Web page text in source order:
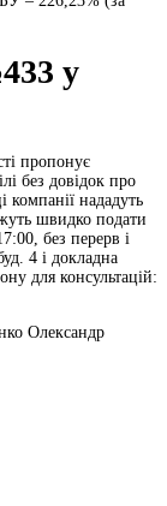
у
пропонує
без довідок про
компанії нададуть
швидко подати
без перерв і
4 і докладна
для консультацій:
Олександр